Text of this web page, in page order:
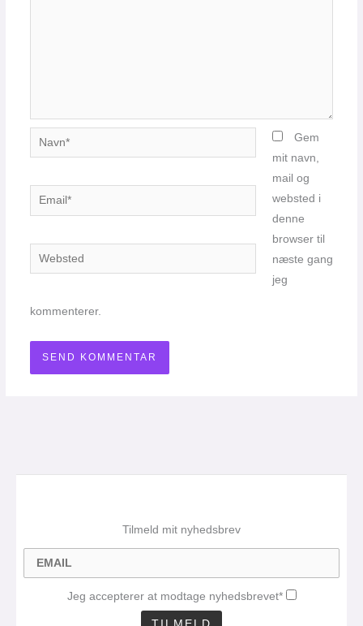
Navn*
Email*
Websted
Gem
mit navn,
mail og
websted i
denne
browser til
næste gang
jeg
kommenterer.
Tilmeld mit nyhedsbrev
Jeg accepterer at modtage nyhedsbrevet*